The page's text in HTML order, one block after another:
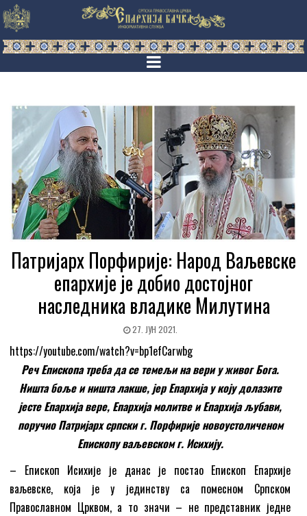
Патријарх Порфирије: Народ Ваљевске
епархије је добио достојног
наследника владике Милутина
27. ЈУН 2021.
https://youtube.com/watch?v=bp1efCarwbg
Реч Епископа треба да се темељи на вери у живог Бога.
Ништа боље и ништа лакше, јер Епархија у коју долазите
јесте Епархија вере, Епархија молитве и Епархија љубави,
поручио Патријарх српски г. Порфирије новоустоличеном
Епископу ваљевском г. Исихију.
– Епископ Исихије је данас је постао Епископ Епархије
ваљевске, која је у јединству са помесном Српском
Православном Црквом, а то значи – не представник једне